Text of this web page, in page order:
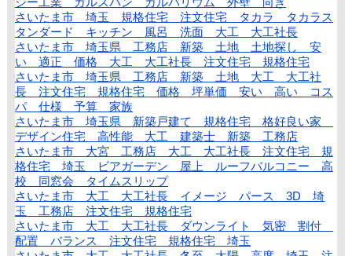
さいたま市 埼玉 規格住宅 注文住宅 タカラ タカラス
タンダード キッチン 風呂 洗面 大工 大工社長
さいたま市 埼玉県 工務店 新築 土地 土地探し 安
い 適正 価格 大工 大工社長 注文住宅 規格住宅
さいたま市 埼玉県 工務店 新築 土地 大工 大工社
長 注文住宅 規格住宅 価格 坪単価 安い 高い コス
パ 仕様 予算 家族
さいたま市 埼玉県 新築戸建て 規格住宅 格好良い家
デザイン住宅 高性能 大工 建築士 新築 工務店
さいたま市 大宮 工務店 大工 大工社長 注文住宅 規
格住宅 埼玉 ビアガーデン 屋上 ルーフバルコニー 高
校 同窓会 タイムスリップ
さいたま市 大工 大工社長 イメージ パース 3D 埼
玉 工務店 注文住宅 規格住宅
さいたま市 大工 大工社長 ダウンライト 気密 割付
配置 バランス 注文住宅 規格住宅 埼玉